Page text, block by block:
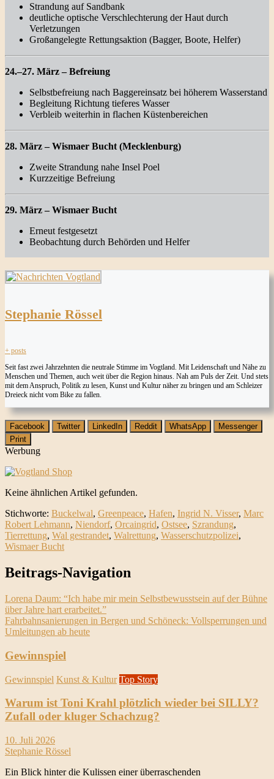
Strandung auf Sandbank
deutliche optische Verschlechterung der Haut durch
Verletzungen
Großangelegte Rettungsaktion (Bagger, Boote, Helfer)
24.–27. März – Befreiung
Selbstbefreiung nach Baggereinsatz bei höherem Wasserstand
Begleitung Richtung tieferes Wasser
Verbleib weiterhin in flachen Küstenbereichen
28. März – Wismaer Bucht (Mecklenburg)
Zweite Strandung nahe Insel Poel
Kurzzeitige Befreiung
29. März – Wismaer Bucht
Erneut festgesetzt
Beobachtung durch Behörden und Helfer
Stephanie Rössel
+ posts
Seit fast zwei Jahrzehnten die neutrale Stimme im Vogtland. Mit Leidenschaft und Nähe zu
Menschen und Themen, auch weit über die Region hinaus. Nah am Puls der Zeit. Und stets
mit dem Anspruch, Politik zu lesen, Kunst und Kultur näher zu bringen und am Schleizer
Dreieck nicht vom Bike zu fallen.
Facebook Twitter LinkedIn Reddit WhatsApp
Messenger
Print
Werbung
Keine ähnlichen Artikel gefunden.
Stichworte: Buckelwal, Greenpeace, Hafen, Ingrid N. Visser, Marc
Robert Lehmann, Niendorf, Orcaingrid, Ostsee, Szrandung,
Tierrettung, Wal gestrandet, Walrettung, Wasserschutzpolizei,
Wismaer Bucht
Beitrags-Navigation
Lorena Daum: “Ich habe mir mein Selbstbewusstsein auf der Bühne
über Jahre hart erarbeitet.”
Fahrbahnsanierungen in Bergen und Schöneck: Vollsperrungen und
Umleitungen ab heute
Gewinnspiel
Gewinnspiel Kunst & Kultur Top Story
Warum ist Toni Krahl plötzlich wieder bei SILLY?
Zufall oder kluger Schachzug?
10. Juli 2026
Stephanie Rössel
Ein Blick hinter die Kulissen einer überraschenden